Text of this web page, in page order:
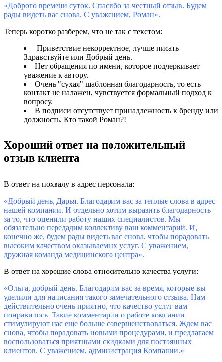
«Доброго времени суток. Спасибо за честный отзыв. Будем
рады видеть вас снова. С уважением, Роман».
Теперь коротко разберем, что не так с текстом:
Приветствие некорректное, лучше писать
Здравствуйте или Добрый день.
Нет обращения по имени, которое подчеркивает
уважение к автору.
Очень "сухая" шаблонная благодарность, то есть
контакт не налажен, чувствуется формальный подход к
вопросу.
В подписи отсутствует принадлежность к бренду или
должность. Кто такой Роман?!
Хороший ответ на положительный
отзыв клиента
В ответ на похвалу в адрес персонала:
«Добрый день, Дарья. Благодарим вас за теплые слова в адрес
нашей компании. И отдельно хотим выразить благодарность
за то, что оценили работу наших специалистов. Мы
обязательно передадим коллективу ваш комментарий. И,
конечно же, будем рады видеть вас снова, чтобы порадовать
высоким качеством оказываемых услуг. С уважением,
дружная команда медицинского центра».
В ответ на хорошие слова относительно качества услуги:
«Ольга, добрый день. Благодарим вас за время, которые вы
уделили для написания такого замечательного отзыва. Нам
действительно очень приятно, что качество услуг вам
понравилось. Такие комментарии о работе компании
стимулируют нас еще больше совершенствоваться. Ждем вас
снова, чтобы порадовать новыми процедурами, и предлагаем
воспользоваться приятными скидками для постоянных
клиентов. С уважением, администрация Компании.»